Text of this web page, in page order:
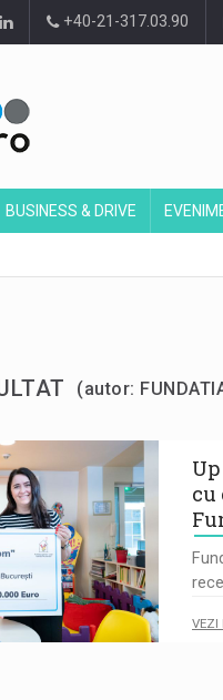
+40-21-317.03.90
BUSINESS & DRIVE
(autor:
cu
VEZI